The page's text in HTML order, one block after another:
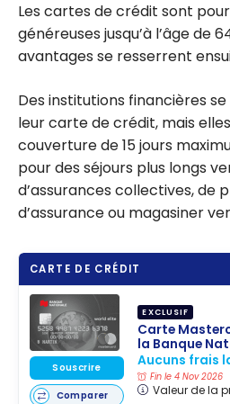
Les cartes de crédit sont
généreuses jusqu’à l’âge de
avantages se resserrent
Des institutions financières
leur carte de crédit, mais
couverture de 15 jours
pour des séjours plus longs
d’assurances collectives, de
d’assurance ou magasiner
CARTE DE CRÉDIT
EXCLUSIF
Carte
la Banque
Aucuns frais
Fin le 4 Nov 2026
Valeur de la
Souscrire
Comparer